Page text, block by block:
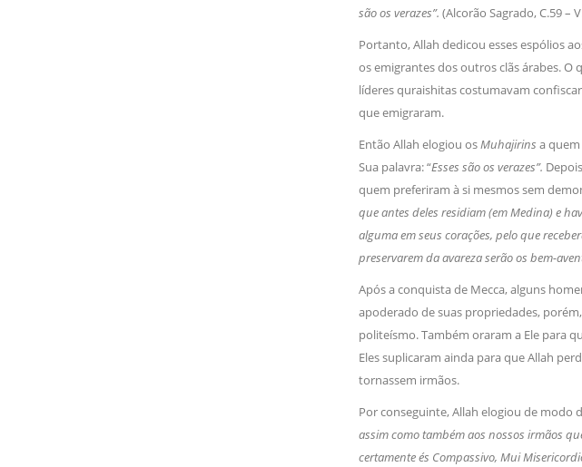
são os verazes”. (Alcorão Sagrado, C.59 –
Portanto, Allah dedicou esses espólios
os emigrantes dos outros clãs árabes. O
líderes quraishitas costumavam
que emigraram.
Então Allah elogiou osMuhajirins a
Sua palavra: “Esses são os verazes”.
quem preferiram à si mesmos sem
que antes deles residiam (em Medina) e
alguma em seus corações, pelo que
preservarem da avareza serão os bem-
Após a conquista de Mecca, alguns
apoderado de suas propriedades,
politeísmo. Também oraram a Ele para
Eles suplicaram ainda para que Allah
tornassem irmãos.
Por conseguinte, Allah elogiou de modo
assim como também aos nossos irmãos
certamente és Compassivo, Mui